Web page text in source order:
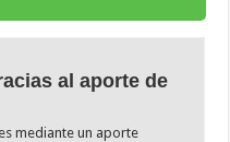
al aporte de
mediante un aporte